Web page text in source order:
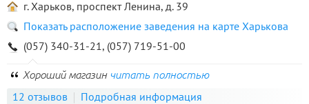
г. Харьков, проспект Ленина, д. 39
Показать расположение заведения на карте Харькова
(057) 340-31-21, (057) 719-51-00
Хороший магазин читать полностью
12 отзывов Подробная информация